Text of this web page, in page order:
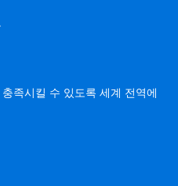
족시킬 수 있도록 세계 전역에